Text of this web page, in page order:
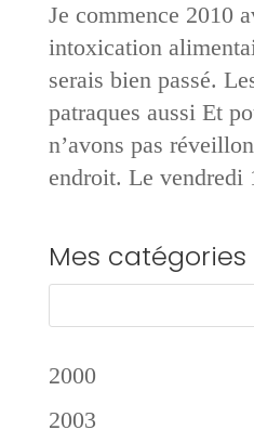
Je commence 2010
intoxication
serais bien passé.
patraques aussi Et
n’avons pas
endroit. Le vendredi
Mes catégories
2000
2003